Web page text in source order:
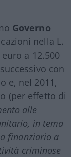
Governo
nella L.
a 12.500
con
e, nel 2011,
(per effetto di
alle
in tema
finanziario a
criminose